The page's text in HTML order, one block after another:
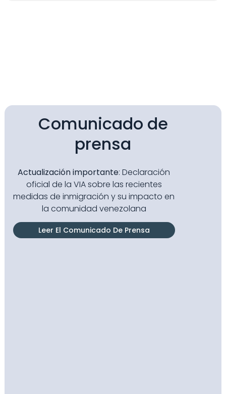
Comunicado de
prensa
Actualización importante: Declaración
oficial de la VIA sobre las recientes
medidas de inmigración y su impacto en
la comunidad venezolana
Leer El Comunicado De Prensa